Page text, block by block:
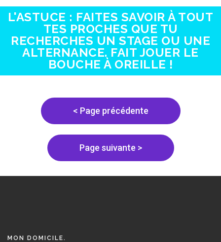
L'ASTUCE : FAITES SAVOIR À TOUT
TES PROCHES QUE TU
RECHERCHES UN STAGE OU UNE
ALTERNANCE. FAIT JOUER LE
BOUCHE À OREILLE !
< Page précédente
Page suivante >
MON DOMICILE.